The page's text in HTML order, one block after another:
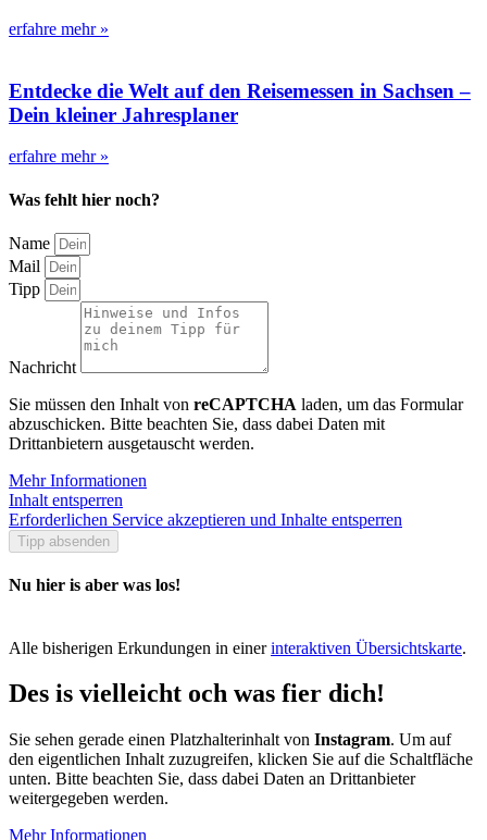
erfahre mehr »
Entdecke die Welt auf den Reisemessen in Sachsen –
Dein kleiner Jahresplaner
erfahre mehr »
Was fehlt hier noch?
Name
Mail
Tipp
Nachricht
Sie müssen den Inhalt von reCAPTCHA laden, um das Formular
abzuschicken. Bitte beachten Sie, dass dabei Daten mit
Drittanbietern ausgetauscht werden.
Mehr Informationen
Inhalt entsperren
Erforderlichen Service akzeptieren und Inhalte entsperren
Tipp absenden
Nu hier is aber was los!
Alle bisherigen Erkundungen in einerinteraktiven Übersichtskarte.
Des is vielleicht och was fier dich!
Sie sehen gerade einen Platzhalterinhalt von Instagram. Um auf
den eigentlichen Inhalt zuzugreifen, klicken Sie auf die Schaltfläche
unten. Bitte beachten Sie, dass dabei Daten an Drittanbieter
weitergegeben werden.
Mehr Informationen